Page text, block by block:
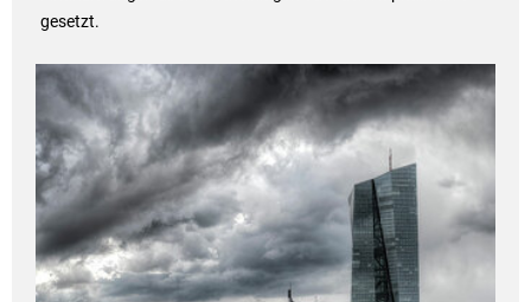
gesetzt.